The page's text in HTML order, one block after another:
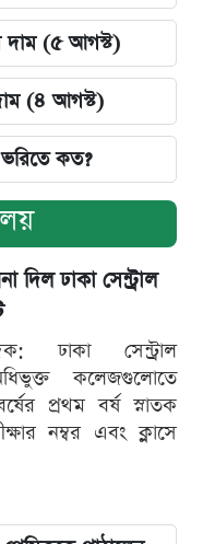
দাম (৫ আগস্ট)
(৪ আগস্ট)
ভরিতে কত?
দিল ঢাকা সেন্ট্রাল
ঢাকা সেন্ট্রাল
কলেজগুলোতে
প্রথম বর্ষ স্নাতক
নম্বর এবং ক্লাসে